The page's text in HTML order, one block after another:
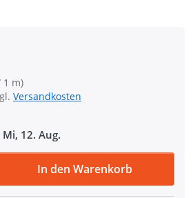
1 m)
Versandkosten
Mi, 12. Aug.
Rolle Satinkordel - 2mm stark -
In den Warenkorb